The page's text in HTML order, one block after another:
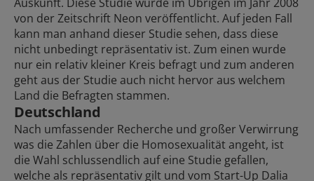
von der Zeitschrift Neon veröffentlicht. Auf jeden Fall
kann man anhand dieser Studie sehen, dass diese
nicht unbedingt repräsentativ ist. Zum einen wurde
nur ein relativ kleiner Kreis befragt und zum anderen
geht aus der Studie auch nicht hervor aus welchem
Land die Befragten stammen.
Deutschland
Nach umfassender Recherche und großer Verwirrung
was die Zahlen über die Homosexualität angeht, ist
die Wahl schlussendlich auf eine Studie gefallen,
welche als repräsentativ gilt und vom Start-Up Dalia